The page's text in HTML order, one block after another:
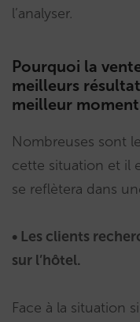
l’analyser.
Pourquoi la
meilleurs
meilleur
Nombreuses sont
cette situation et il
se reflètera dans
• Les clients
sur l’hôtel.
Face à la situation